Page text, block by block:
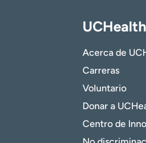
UCHealth
Acerca de
Carreras
Voluntario
Donar a
Centro de